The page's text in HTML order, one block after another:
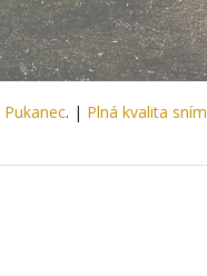
Pukanec. | Plná kvalita